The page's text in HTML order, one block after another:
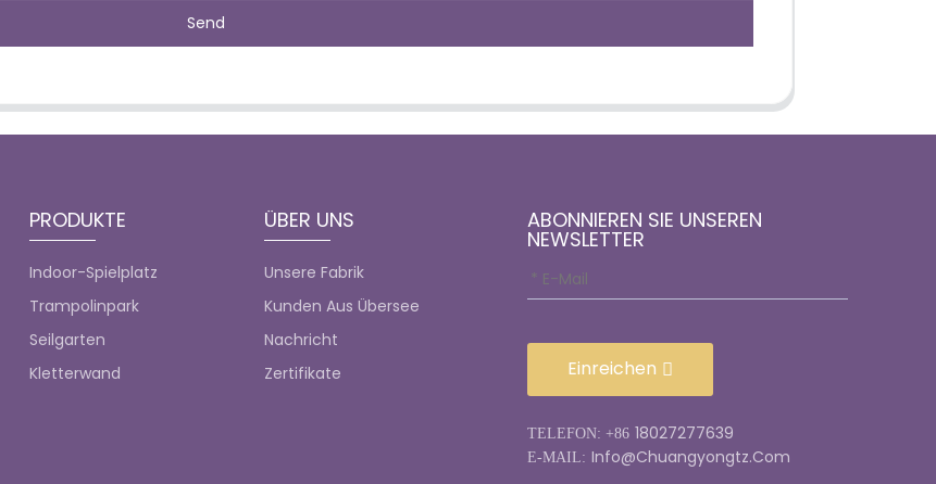
Send
PRODUKTE
Indoor-Spielplatz
Trampolinpark
Seilgarten
Kletterwand
ÜBER UNS
Unsere Fabrik
Kunden Aus Übersee
Nachricht
Zertifikate
ABONNIEREN SIE UNSEREN
NEWSLETTER
Einreichen
TELEFON: +86 18027277639
E-MAIL: Info@chuangyongtz.com